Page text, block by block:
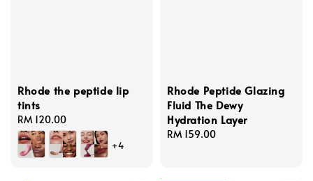
Rhode the peptide lip
tints
Regular
price
RM 120.00
+4
Rhode Peptide Glazing
Fluid The Dewy
Hydration Layer
Regular
RM 159.00